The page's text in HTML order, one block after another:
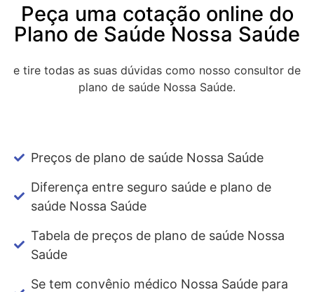
Peça uma cotação online do
Plano de Saúde Nossa Saúde
e tire todas as suas dúvidas como nosso consultor de
plano de saúde Nossa Saúde.
Preços de plano de saúde Nossa Saúde
Diferença entre seguro saúde e plano de
saúde Nossa Saúde
Tabela de preços de plano de saúde Nossa
Saúde
Se tem convênio médico Nossa Saúde para